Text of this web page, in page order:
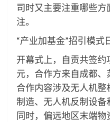
司时又主要注重哪些
注。
“产业加基金”招引模式
开幕式上，自贡共签
元，合作方来自成都、
合作内容涉及无人机
制造、无人机反制设备
同时，偏远地区末端物